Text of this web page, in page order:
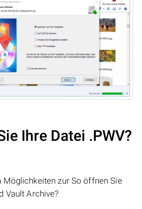
Ihre Datei .PWV?
Möglichkeiten zur So öffnen Sie
Vault Archive?